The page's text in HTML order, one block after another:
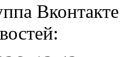
Вконтакте